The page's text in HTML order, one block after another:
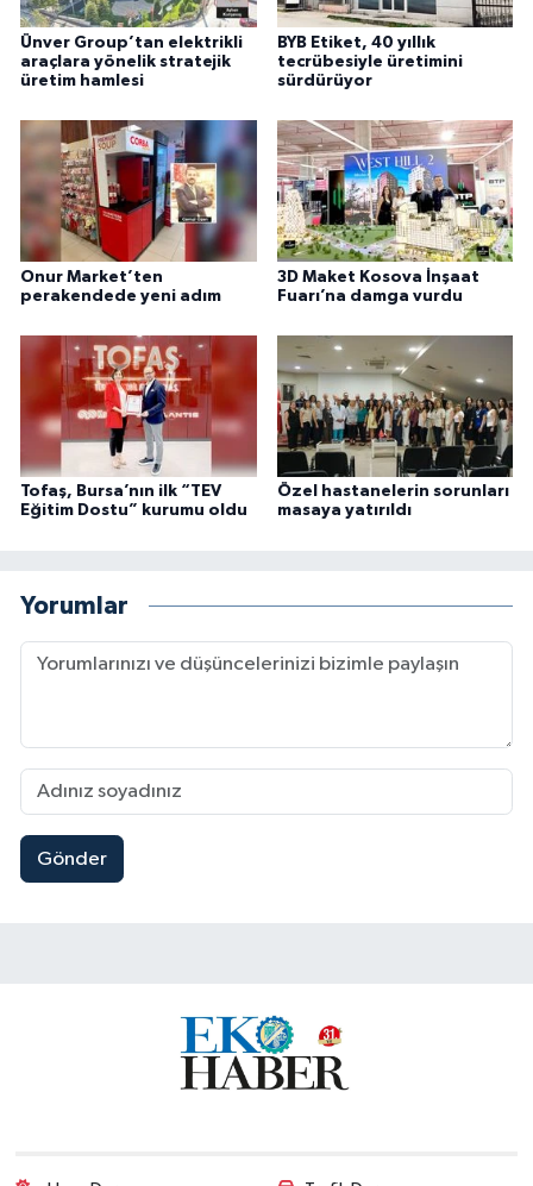
Ünver Group’tan elektrikli
araçlara yönelik stratejik
üretim hamlesi
BYB Etiket, 40 yıllık
tecrübesiyle üretimini
sürdürüyor
Onur Market’ten
perakendede yeni adım
3D Maket Kosova İnşaat
Fuarı’na damga vurdu
Tofaş, Bursa’nın ilk “TEV
Eğitim Dostu” kurumu oldu
Özel hastanelerin sorunları
masaya yatırıldı
Yorumlar
Gönder